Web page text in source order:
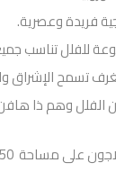
فريدة وعصرية.
للفلل تناسب
تسمح الإشراق
أنماط من الفلل وهم ذا